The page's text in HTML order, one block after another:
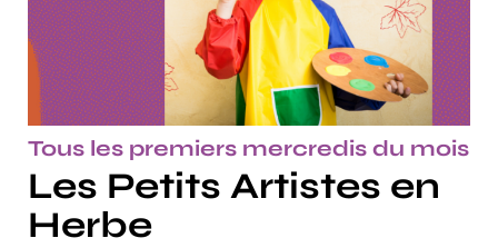
Tous les premiers mercredis du mois
Les Petits Artistes en
Herbe